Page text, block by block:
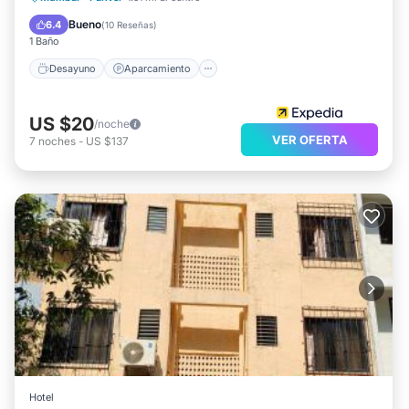
6.4 Bueno(10 Reseñas)
1 Baño
Desayuno Aparcamiento
Balcón/Terraza
US $20/noche
7 noches - US $137 VER OFERTA
Hotel